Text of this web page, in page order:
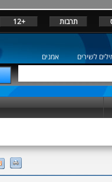
תרבות +12
לשירים אמנים